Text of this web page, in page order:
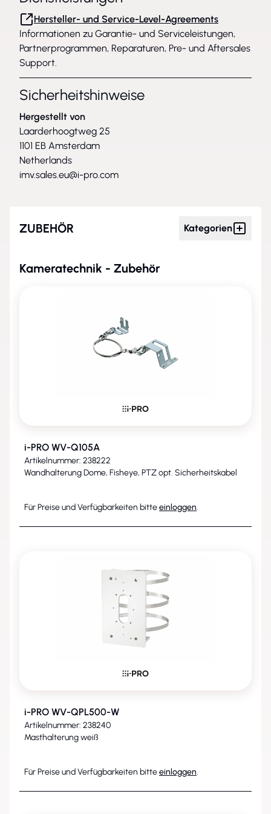
Hersteller- und Service-Level-Agreements
Informationen zu Garantie- und Serviceleistungen,
Partnerprogrammen, Reparaturen, Pre- und Aftersales
Support.
Sicherheitshinweise
Hergestellt von
Laarderhoogtweg 25
1101 EB Amsterdam
Netherlands
imv.sales.eu@i-pro.com
ZUBEHÖR Kategorien
Kameratechnik - Zubehör
i-PRO WV-Q105A
Artikelnummer: 238222
Wandhalterung Dome, Fisheye, PTZ opt. Sicherheitskabel
Für Preise und Verfügbarkeiten bitteeinloggen.
i-PRO WV-QPL500-W
Artikelnummer: 238240
Masthalterung weiß
Für Preise und Verfügbarkeiten bitteeinloggen.